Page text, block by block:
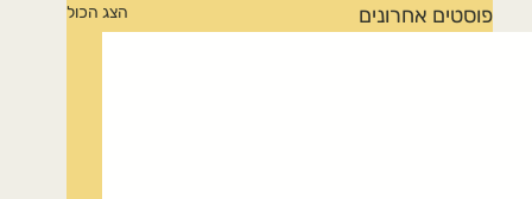
פוסטים אחרונים הצג הכול